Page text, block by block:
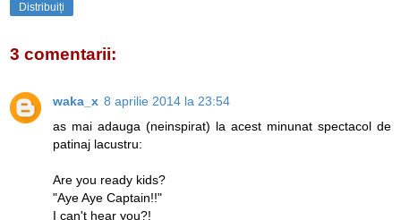
Distribuiți
3 comentarii:
waka_x 8 aprilie 2014 la 23:54
as mai adauga (neinspirat) la acest minunat spectacol de
patinaj lacustru:
Are you ready kids?
"Aye Aye Captain!!"
I can't hear you?!